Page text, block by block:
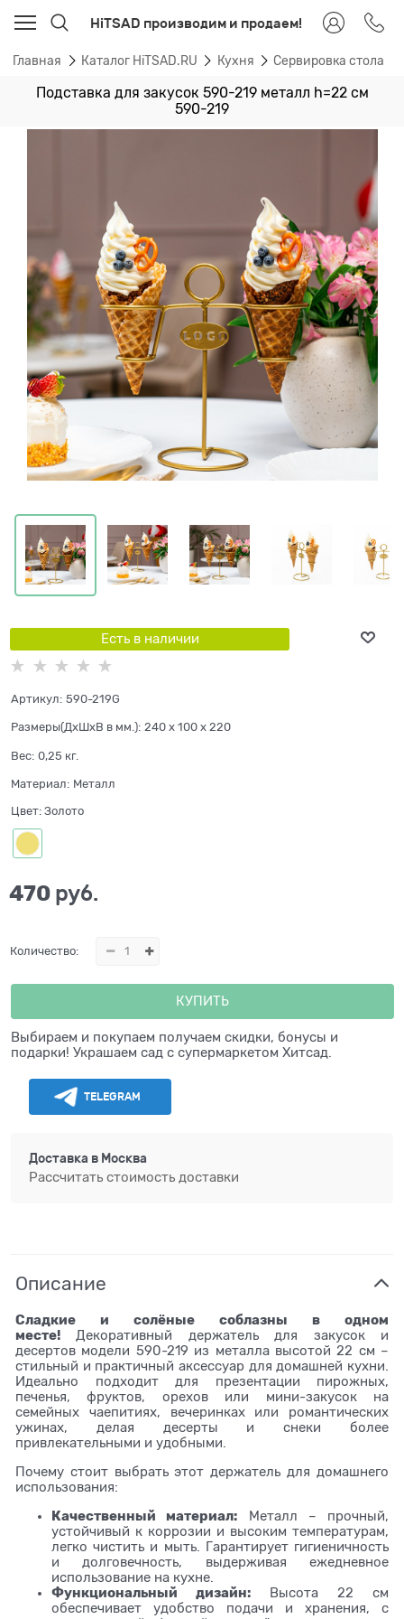
HiTSAD производим и продаем!
Главная Каталог HiTSAD.RU Кухня Сервировка стола
Подставка для закусок 590-219 металл h=22 см
590-219
Есть в наличии
Артикул: 590-219G
Размеры(ДхШхВ в мм.): 240 x 100 x 220
Вес: 0,25 кг.
Материал: Металл
Цвет: Золото
470 руб.
Количество:
КУПИТЬ
Выбираем и покупаем получаем скидки, бонусы и
подарки! Украшаем сад с супермаркетом Хитсад.
TELEGRAM
Доставка в Москва
Рассчитать стоимость доставки
Описание
Сладкие и солёные соблазны в одном
месте! Декоративный держатель для закусок и
десертов модели 590-219 из металла высотой 22 см –
стильный и практичный аксессуар для домашней кухни.
Идеально подходит для презентации пирожных,
печенья, фруктов, орехов или мини-закусок на
семейных чаепитиях, вечеринках или романтических
ужинах, делая десерты и снеки более
привлекательными и удобными.
Почему стоит выбрать этот держатель для домашнего
использования:
Качественный материал: Металл – прочный,
устойчивый к коррозии и высоким температурам,
легко чистить и мыть. Гарантирует гигиеничность
и долговечность, выдерживая ежедневное
использование на кухне.
Функциональный дизайн: Высота 22 см
обеспечивает удобство подачи и хранения, с